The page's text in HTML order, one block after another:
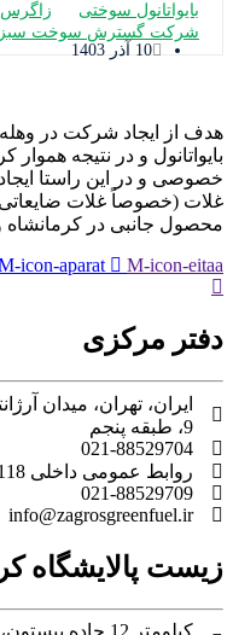
10 آذر 1403
بایواتانول سوختی
زاگرس
شرکت گسترش سوخت
هدف از ایجاد شرکت در
بایواتانول و در نتیجه
خصوصی و در این راستا ایجاد
غلات (خصوصاً غلات
محصول جانبی در
icon-aparat M-icon-eitaa
دفتر مرکزی
9، طبقه پنجم
021-88529704
روابط عمومی داخلی 118
021-88529709
info@zagrosgreenfuel.ir​
زیست پالایشگاه
کیلومتر 12